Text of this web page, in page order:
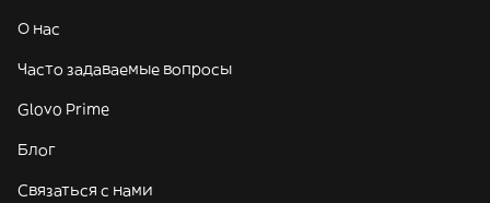
О нас
Часто задаваемые вопросы
Glovo Prime
Блог
Связаться с нами